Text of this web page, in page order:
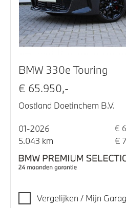
BMW 330e Touring
€ 65.950,-
Oostland Doetinchem B.V.
01-2026 €
5.043 km €
Vergelijken / Mijn